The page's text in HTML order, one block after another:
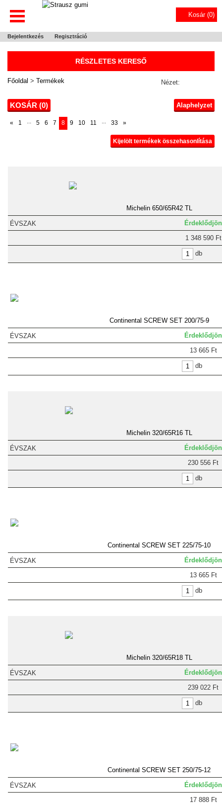
Kosár (0)
Bejelentkezés Regisztráció
RÉSZLETES KERESŐ
Főoldal > Termékek Nézet:
KOSÁR (0) Alaphelyzet
« 1 ... 5 6 7 8 9 10 11 ... 33 »
Kijelölt termékek összehasonlítása
Michelin 650/65R42 TL
Érdeklődjön
1 348 590 Ft
db
Continental SCREW SET 200/75-9
Érdeklődjön
13 665 Ft
db
Michelin 320/65R16 TL
Érdeklődjön
230 556 Ft
db
Continental SCREW SET 225/75-10
Érdeklődjön
13 665 Ft
db
Michelin 320/65R18 TL
Érdeklődjön
239 022 Ft
db
Continental SCREW SET 250/75-12
Érdeklődjön
17 888 Ft